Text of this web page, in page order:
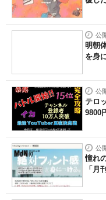
公
明朝
を身
公
テロ
9800
公
憧れ
「月